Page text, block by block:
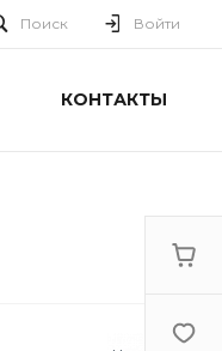
Поиск Войти
КОНТАКТЫ